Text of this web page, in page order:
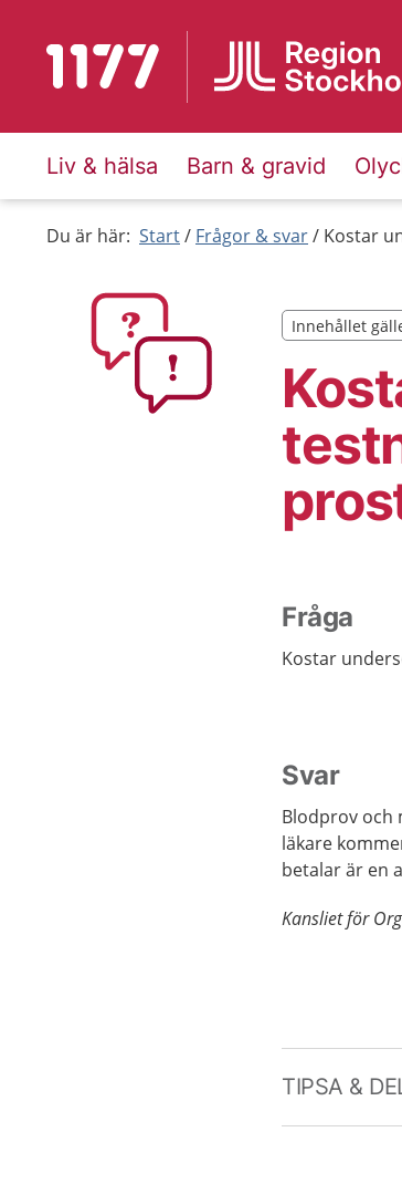
Till startsidan för 1177
Liv & hälsa Barn & gravid
Du är här: Start Frågor & svar Kostar
Innehållet
Innehållet
Fråga
Kostar
Svar
Blodprov och
läkare
betalar är en
Kansliet för
TIPSA &